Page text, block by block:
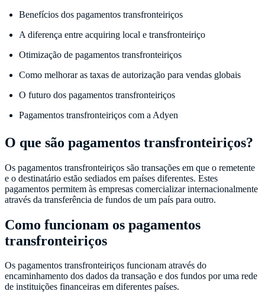
Benefícios dos pagamentos transfronteiriços
A diferença entre acquiring local e transfronteiriço
Otimização de pagamentos transfronteiriços
Como melhorar as taxas de autorização para vendas globais
O futuro dos pagamentos transfronteiriços
Pagamentos transfronteiriços com a Adyen
O que são pagamentos transfronteiriços?
Os pagamentos transfronteiriços são transações em que o remetente
e o destinatário estão sediados em países diferentes. Estes
pagamentos permitem às empresas comercializar internacionalmente
através da transferência de fundos de um país para outro.
Como funcionam os pagamentos
transfronteiriços
Os pagamentos transfronteiriços funcionam através do
encaminhamento dos dados da transação e dos fundos por uma rede
de instituições financeiras em diferentes países.